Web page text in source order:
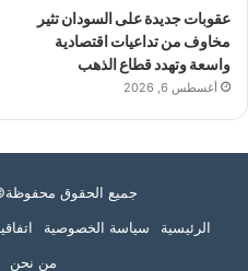
عقوبات جديدة على السودان تثير
مخاوف من تداعيات اقتصادية
واسعة وتهدد قطاع الذهب
أغسطس 6, 2026
جميع الحقوق محفوظة© 2026 الكرامة
الرئيسية
سياسة الخصوصية
من نحن